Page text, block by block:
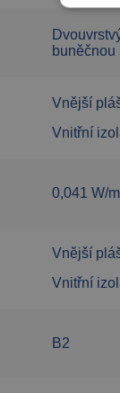
buněčnou
Vnější
Vnitřní
0,041 W/
Vnější
Vnitřní
B2